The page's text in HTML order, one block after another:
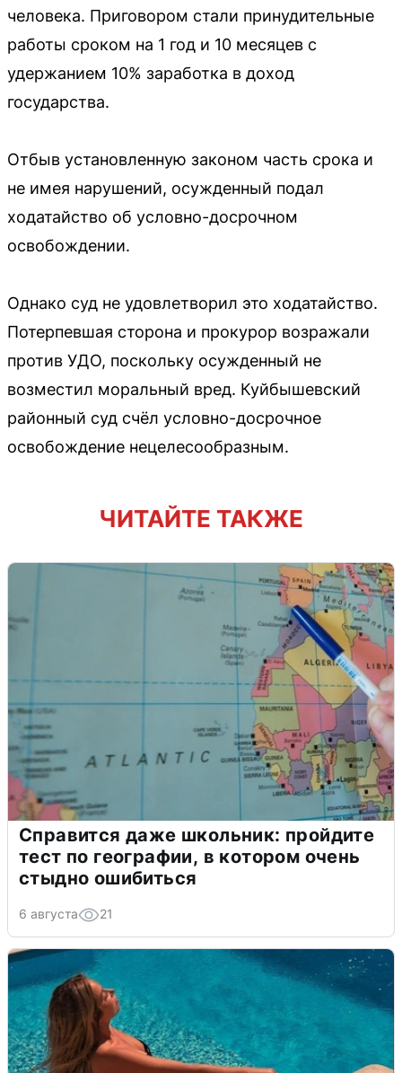
человека. Приговором стали принудительные
работы сроком на 1 год и 10 месяцев с
удержанием 10% заработка в доход
государства.
Отбыв установленную законом часть срока и
не имея нарушений, осужденный подал
ходатайство об условно-досрочном
освобождении.
Однако суд не удовлетворил это ходатайство.
Потерпевшая сторона и прокурор возражали
против УДО, поскольку осужденный не
возместил моральный вред. Куйбышевский
районный суд счёл условно-досрочное
освобождение нецелесообразным.
ЧИТАЙТЕ ТАКЖЕ
Справится даже школьник: пройдите
тест по географии, в котором очень
стыдно ошибиться
6 августа 21